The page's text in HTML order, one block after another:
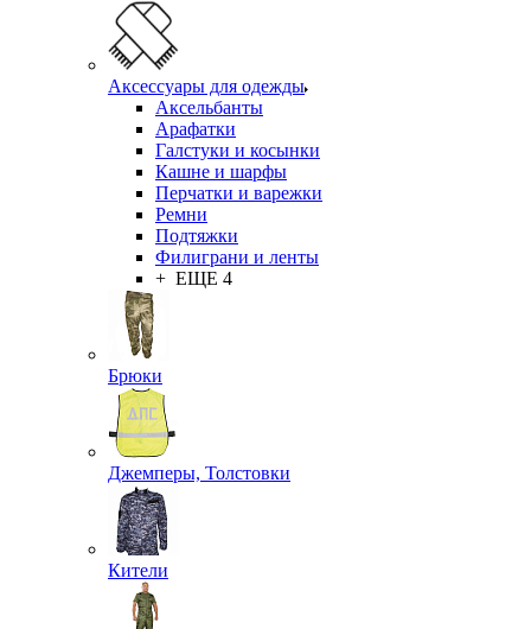
Аксессуары для одежды
Аксельбанты
Арафатки
Галстуки и косынки
Кашне и шарфы
Перчатки и варежки
Ремни
Подтяжки
Филиграни и ленты
+ ЕЩЕ 4
Брюки
Джемперы, Толстовки
Кители